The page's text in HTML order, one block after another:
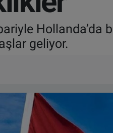
Hollanda’da
geliyor.